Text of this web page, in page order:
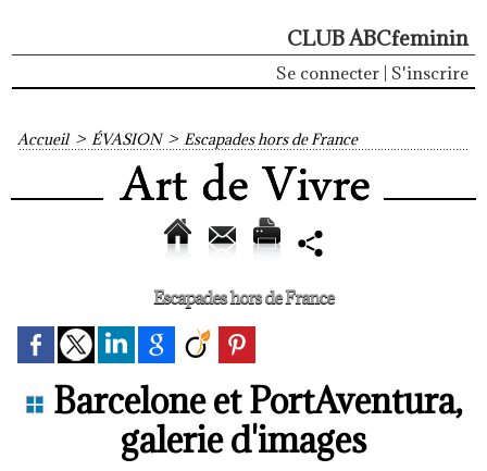
CLUB ABCfeminin
Se connecter S'inscrire
Accueil > ÉVASION > Escapades hors de France
Escapades hors de France
Barcelone et PortAventura,
galerie d'images